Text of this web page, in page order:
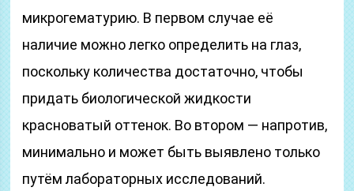
микрогематурию. В первом случае её
наличие можно легко определить на глаз,
поскольку количества достаточно, чтобы
придать биологической жидкости
красноватый оттенок. Во втором — напротив,
минимально и может быть выявлено только
путём лабораторных исследований.